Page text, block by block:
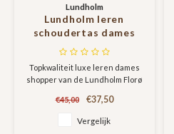
Lundholm
Lundholm leren
schoudertas dames
Taupe -
schoudertassen
dames leer tas dames
shopper dames tote
bag - vrouwen
Scandinavisch Design -
Topkwaliteit luxe leren dames
shopper van de Lundholm Florø
€45,00
€37,50
Vergelijk